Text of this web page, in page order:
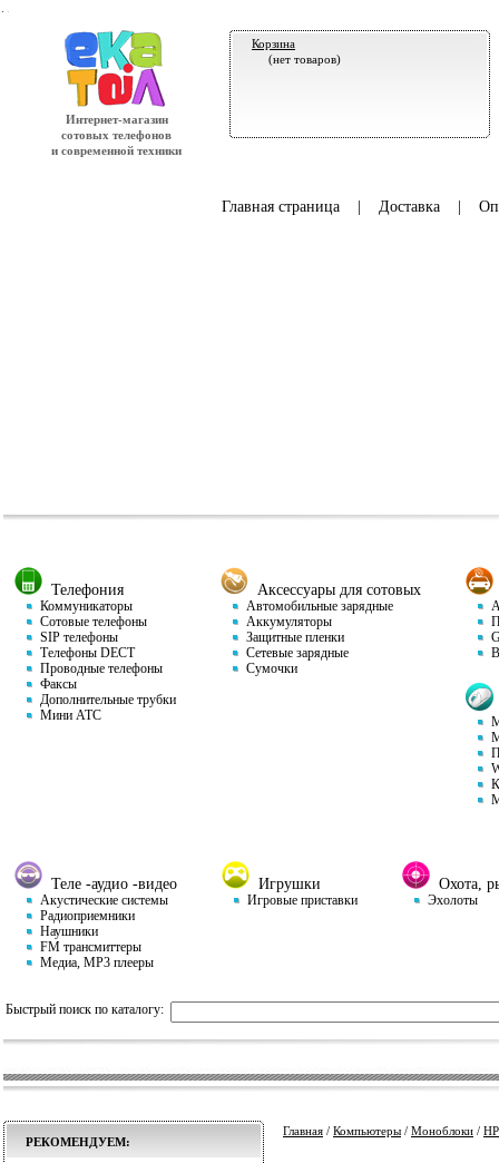
Интернет-магазин
сотовых телефонов
и современной техники
Корзина
(нет товаров)
Главная страница| Доставка|
Телефония
Коммуникаторы
Сотовые телефоны
SIP телефоны
Телефоны DECT
Проводные телефоны
Факсы
Дополнительные трубки
Мини АТС
Аксессуары для сотовых
Автомобильные зарядные
Аккумуляторы
Защитные пленки
Сетевые зарядные
Сумочки
Теле -аудио -видео
Акустические системы
Радиоприемники
Наушники
FM трансмиттеры
Медиа, MP3 плееры
Игрушки
Игровые приставки
Охота,
Эхолоты
Быстрый поиск по каталогу:
РЕКОМЕНДУЕМ:
Главная / Компьютеры / Моноблоки / HP